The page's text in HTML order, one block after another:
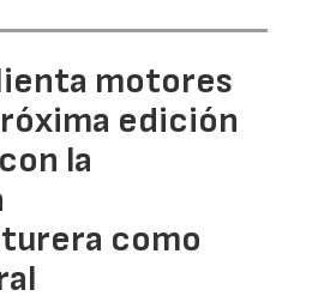
motores
edición
la
como